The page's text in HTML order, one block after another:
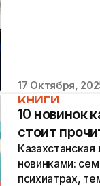
17 Октября,
КНИГИ
10 новинок
стоит
новинками:
психиатрах,